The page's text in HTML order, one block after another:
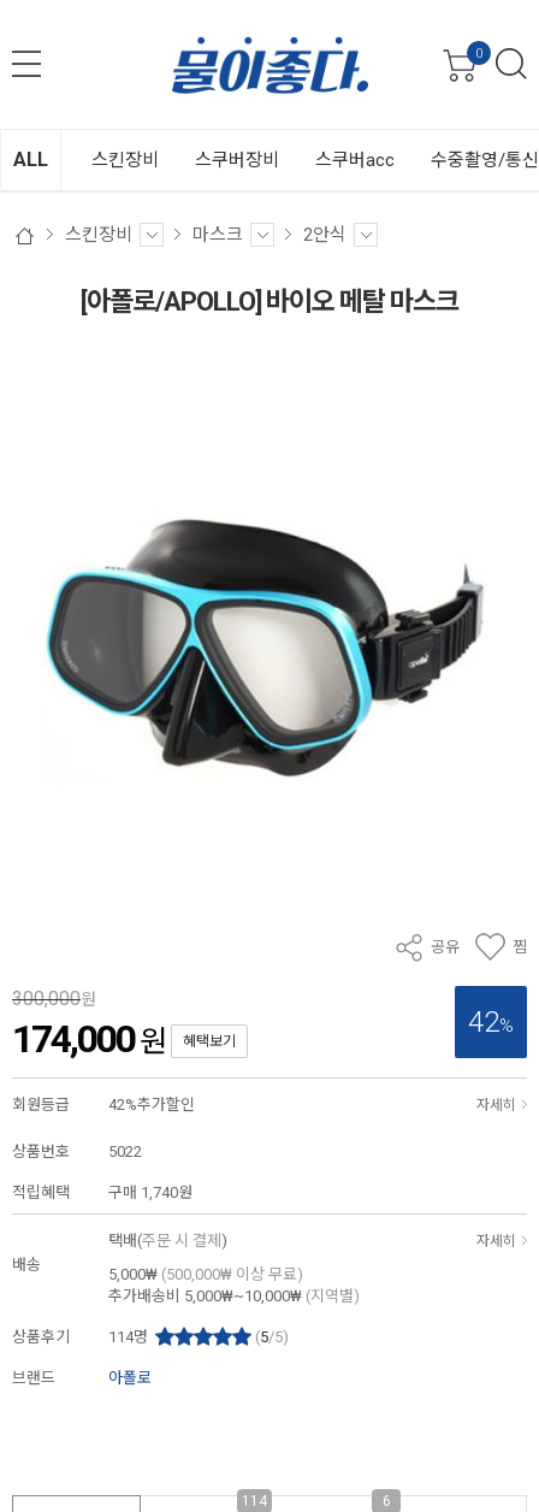
0
ALL 스킨장비 스쿠버장비 스쿠버acc 수중촬영/통
스킨장비 마스크 2안식
[아폴로/APOLLO] 바이오 메탈 마스크
공유 찜
42%
300,000원
174,000원 혜택보기
회원등급 42%추가할인 자세히
상품번호 5022
적립혜택 구매 1,740원
배송
택배(주문 시 결제 ) 자세히
5,000₩ (500,000₩ 이상 무료)
추가배송비
5,000₩~10,000₩ (지역별)
상품후기 114명 (5/5)
브랜드 아폴로
114 6